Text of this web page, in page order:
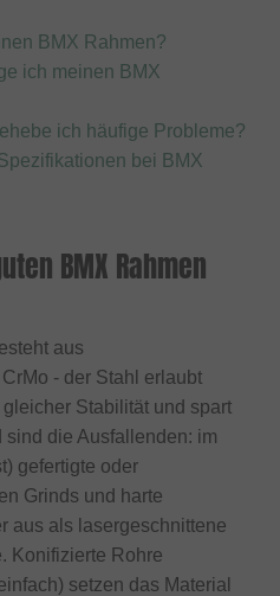
BMX Rahmen?
ich meinen BMX
ich häufige Probleme?
bei BMX
BMX Rahmen
aus
- der Stahl erlaubt
Stabilität und spart
die Ausfallenden: im
gefertigte oder
Grinds und harte
aus als lasergeschnittene
Konifizierte Rohre
setzen das Material